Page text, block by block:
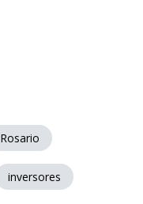
Rosario
inversores